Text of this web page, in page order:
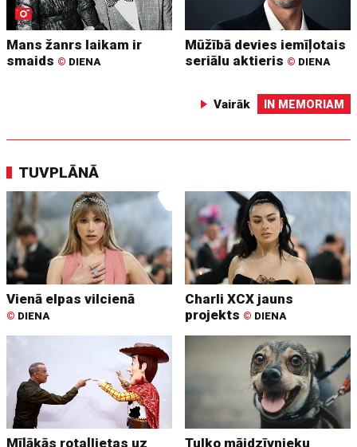
Mans žanrs laikam ir
smaids © DIENA
Mūžībā devies iemīļotais
seriālu aktieris © DIENA
Vairāk IN MEMORIAM
TUVPLĀNĀ
Vienā elpas vilcienā
© DIENA
Charli XCX jauns
projekts © DIENA
Mīļākās rotaļlietas uz Tulko mājdzīvnieku